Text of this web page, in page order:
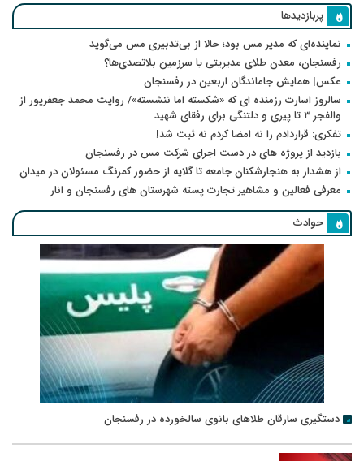
پربازدیدها
نماینده‌ای که مدیر مس بود؛ حالا از بی‌تدبیری مس می‌گوید
رفسنجان، معدن طلای مدیریتی یا سرزمین بلاتصدی‌ها؟
عکس| همایش جاماندگان اربعین در رفسنجان
سالروز اسارت رزمنده ای که «شکسته اما ننشسته»/ روایت محمد جعفرپور از
والفجر ۳ تا پیری و دلتنگی برای رفقای شهید
تفکری: قراردادم را نه امضا کردم نه ثبت شد!
بازدید از پروژه های در دست اجرای شرکت مس در رفسنجان
از هشدار به هنجارشکنان جامعه تا گلایه از حضور کمرنگ مسئولان در میدان
معرفی فعالین و مشاهیر تجارت پسته شهرستان های رفسنجان و انار
حوادث
دستگیری سارقان طلاهای بانوی سالخورده در رفسنجان